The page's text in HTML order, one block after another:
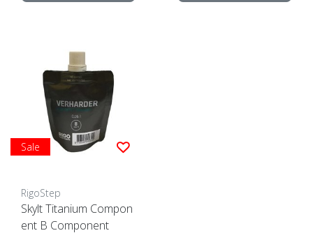
Sale
RigoStep
Skylt Titanium Compon
ent B Component